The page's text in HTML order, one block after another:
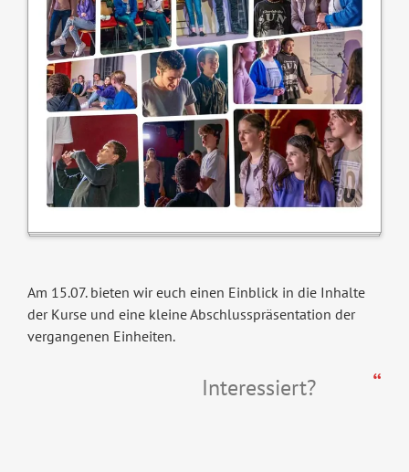
Am 15.07. bieten wir euch einen Einblick in die Inhalte
der Kurse und eine kleine Abschlusspräsentation der
vergangenen Einheiten.
Interessiert?